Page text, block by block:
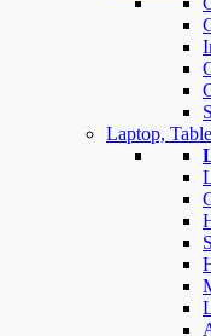
Laptop,